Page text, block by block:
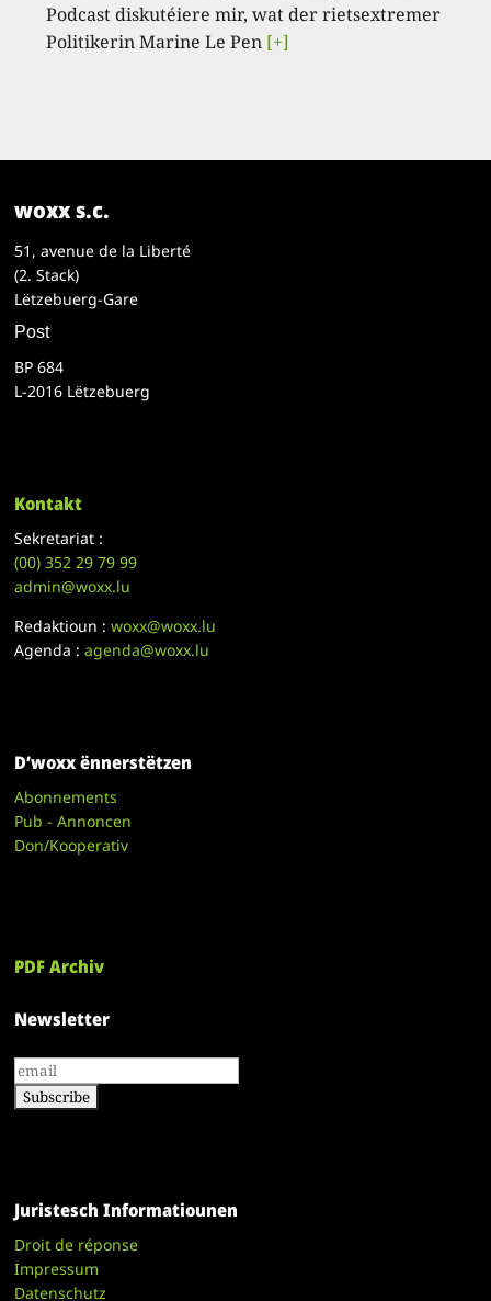
Podcast diskutéiere mir, wat der rietsextremer
Politikerin Marine Le Pen [+]
woxx s.c.
51, avenue de la Liberté
(2. Stack)
Lëtzebuerg-Gare
Post
BP 684
L-2016 Lëtzebuerg
Kontakt
Sekretariat :
(00)352 29 79 99
admin@woxx.lu
Redaktioun :woxx@woxx.lu
Agenda :agenda@woxx.lu
D’woxx ënnerstëtzen
Abonnements
Pub - Annoncen
Don/Kooperativ
PDF Archiv
Newsletter
Juristesch Informatiounen
Droit de réponse
Impressum
Datenschutz